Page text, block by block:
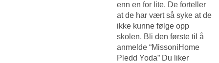
enn en for lite. De forteller
at de har vært så syke at de
ikke kunne følge opp
skolen. Bli den første til å
anmelde “MissoniHome
Pledd Yoda” Du liker